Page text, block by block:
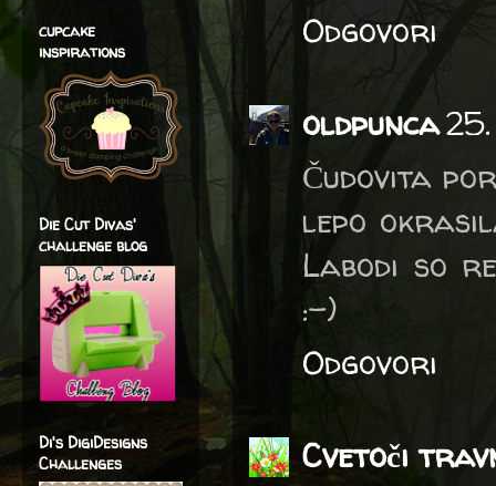
Odgovori
oldpunca
Čudovita
lepo
Labodi so
:-)
Odgovori
Cvetoči
cupcake
inspirations
Die Cut Divas'
challenge blog
Di's DigiDesigns
Challenges